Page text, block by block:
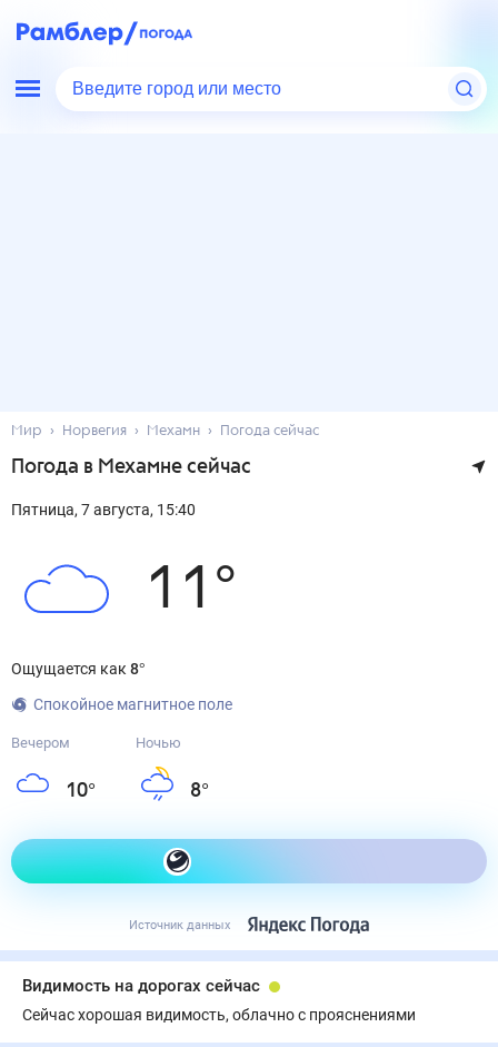
Введите город или место
Мир Норвегия Мехамн Погода сейчас
Погода в Мехамне сейчас
Пятница, 7августа, 15:40
11 °
Ощущается как 8°
Спокойное магнитное поле
Вечером
10°
Ночью
8°
Как одеться сегодня
Источник данных
Видимость на дорогах сейчас
Сейчас хорошая видимость, облачно с прояснениями